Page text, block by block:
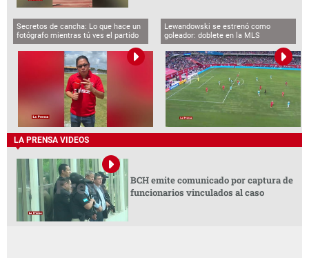
Secretos de cancha: Lo que hace un
fotógrafo mientras tú ves el partido
Lewandowski se estrenó como
goleador: doblete en la MLS
LA PRENSA VIDEOS
BCH emite comunicado por captura de
funcionarios vinculados al caso